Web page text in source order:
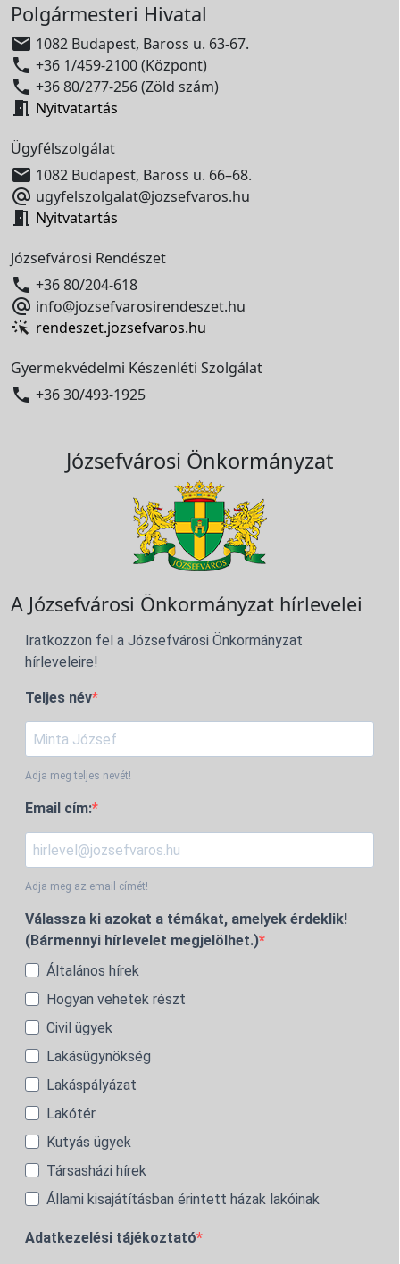
Polgármesteri Hivatal
 1082 Budapest, Baross u. 63-67.
 +36 1/459-2100 (Központ)
 +36 80/277-256 (Zöld szám)
 Nyitvatartás
Ügyfélszolgálat
 1082 Budapest, Baross u. 66–68.
 ugyfelszolgalat@jozsefvaros.hu
 Nyitvatartás
Józsefvárosi Rendészet
 +36 80/204-618
 info@jozsefvarosirendeszet.hu
rendeszet.jozsefvaros.hu
Gyermekvédelmi Készenléti Szolgálat
 +36 30/493-1925
Józsefvárosi Önkormányzat
A Józsefvárosi Önkormányzat hírlevelei
Iratkozzon fel a Józsefvárosi Önkormányzat
hírleveleire!
Teljes név
Adja meg teljes nevét!
Email cím:
Adja meg az email címét!
Válassza ki azokat a témákat, amelyek érdeklik!
(Bármennyi hírlevelet megjelölhet.)
Általános hírek
Hogyan vehetek részt
Civil ügyek
Lakásügynökség
Lakáspályázat
Lakótér
Kutyás ügyek
Társasházi hírek
Állami kisajátításban érintett házak lakóinak
Adatkezelési tájékoztató